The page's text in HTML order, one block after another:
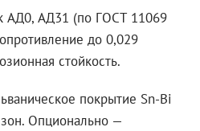
АД31 (по ГОСТ 11069
до 0,029
стойкость.
покрытие Sn-Bi
Опционально —